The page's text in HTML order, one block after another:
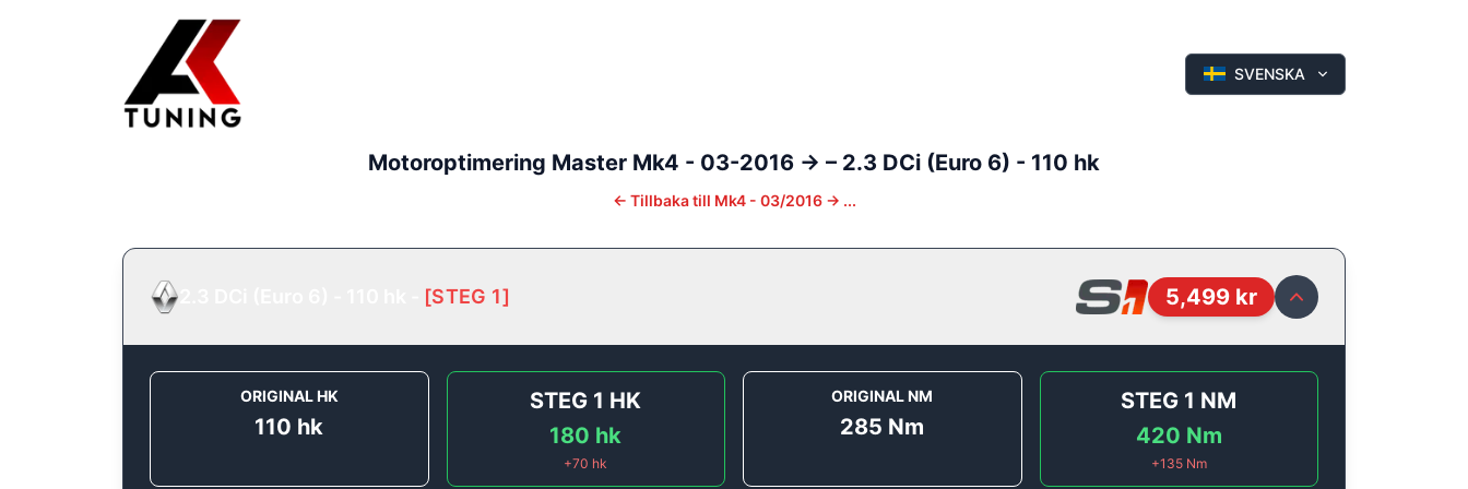
SVENSKA
Motoroptimering Master Mk4 - 03-2016 -> – 2.3 DCi (Euro 6) - 110 hk
← Tillbaka till Mk4 - 03/2016 -> ...
[STEG 1] 5,499 kr
ORIGINAL HK
110 hk
STEG 1 HK
180 hk
+70 hk
ORIGINAL NM
285 Nm
STEG 1 NM
420 Nm
+135Nm